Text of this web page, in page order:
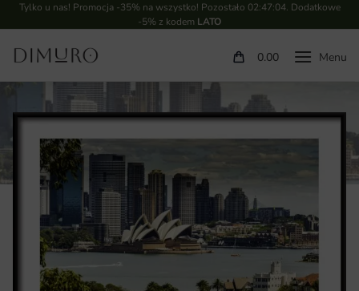
Tylko u nas! Promocja -35% na wszystko! Pozostało 02:47:03. Dodatkowe
-5% z kodem LATO
0.00